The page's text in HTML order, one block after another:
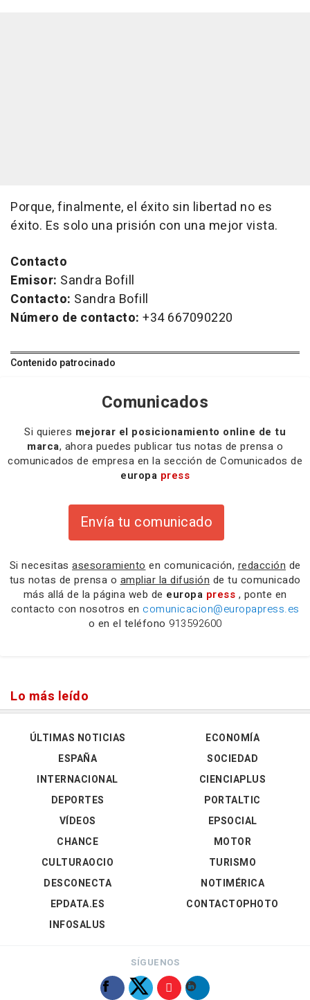
Porque, finalmente, el éxito sin libertad no es
éxito. Es solo una prisión con una mejor vista.
Contacto
Emisor: Sandra Bofill
Contacto: Sandra Bofill
Número de contacto: +34 667090220
Contenido patrocinado
Comunicados
Si quieres mejorar el posicionamiento online de tu
marca, ahora puedes publicar tus notas de prensa o
comunicados de empresa en la sección de Comunicados de
europa press
Envía tu comunicado
Si necesitas asesoramiento en comunicación, redacción de
tus notas de prensa o ampliar la difusión de tu comunicado
más allá de la página web de europa press , ponte en
contacto con nosotros en comunicacion@europapress.es
o en el teléfono 913592600
Lo más leído
ÚLTIMAS NOTICIAS
ESPAÑA
INTERNACIONAL
DEPORTES
VÍDEOS
ECONOMÍA
SOCIEDAD
CIENCIAPLUS
PORTALTIC
EPSOCIAL
CHANCE
CULTURAOCIO
DESCONECTA
EPDATA.ES
INFOSALUS
MOTOR
TURISMO
NOTIMÉRICA
CONTACTOPHOTO
SÍGUENOS